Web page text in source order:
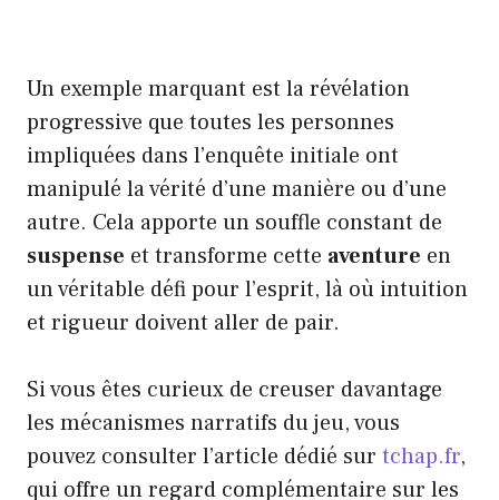
Un exemple marquant est la révélation
progressive que toutes les personnes
impliquées dans l’enquête initiale ont
manipulé la vérité d’une manière ou d’une
autre. Cela apporte un souffle constant de
suspense et transforme cette aventure en
un véritable défi pour l’esprit, là où intuition
et rigueur doivent aller de pair.
Si vous êtes curieux de creuser davantage
les mécanismes narratifs du jeu, vous
pouvez consulter l’article dédié sur tchap.fr,
qui offre un regard complémentaire sur les